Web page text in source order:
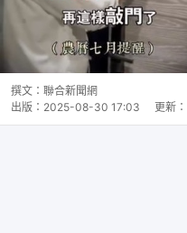
撰文： 聯合新聞網
出版： 2025-08-30 17:03 更新：